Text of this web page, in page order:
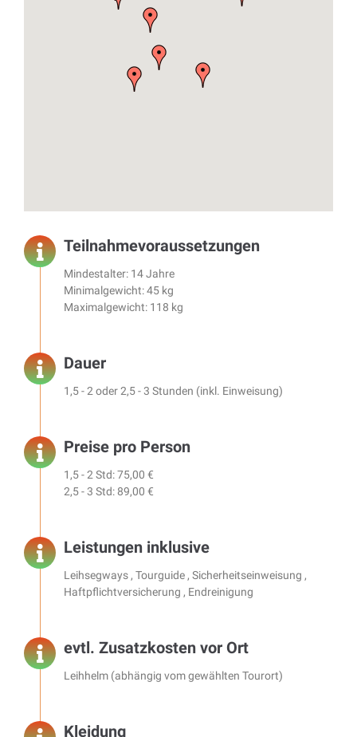
Teilnahmevoraussetzungen
Mindestalter: 14 Jahre
Minimalgewicht: 45 kg
Maximalgewicht: 118 kg
Dauer
1,5 - 2 oder 2,5 - 3 Stunden (inkl. Einweisung)
Preise pro Person
1,5 - 2 Std: 75,00 €
2,5 - 3 Std: 89,00 €
Leistungen inklusive
Leihsegways , Tourguide , Sicherheitseinweisung ,
Haftpflichtversicherung , Endreinigung
evtl. Zusatzkosten vor Ort
Leihhelm (abhängig vom gewählten Tourort)
Kleidung